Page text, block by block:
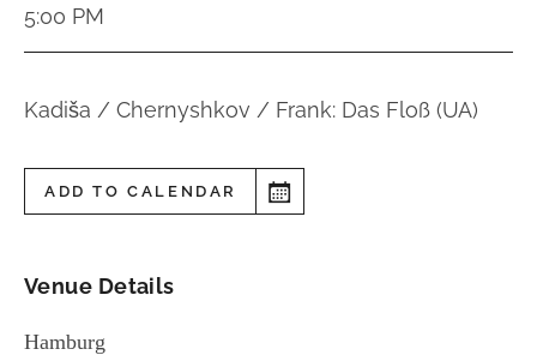
5:00 PM
Kadiša / Chernyshkov / Frank: Das Floß (UA)
ADD TO CALENDAR
Venue Details
Hamburg